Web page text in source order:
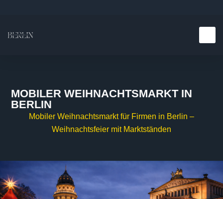
MOBILER WEIHNACHTSMARKT IN
BERLIN
Mobiler Weihnachtsmarkt für Firmen in Berlin –
Weihnachtsfeier mit Marktständen